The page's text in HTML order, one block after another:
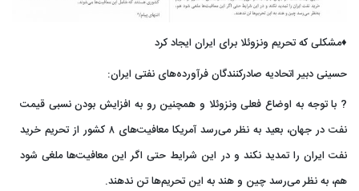
♦️مشکلی که تحریم ونزوئلا برای ایران ایجاد کرد
حسینی دبیر اتحادیه صادرکنندگان فرآورده‌های نفتی ایران:
? با توجه به اوضاع فعلی ونزوئلا و همچنین رو به افزایش بودن نسبی قیمت
نفت در جهان، بعید به نظر می‌رسد آمریکا معافیت‌های ۸ کشور از تحریم خرید
نفت ایران را تمدید نکند و در این شرایط حتی اگر این معافیت‌ها ملغی شود
هم، به نظر می‌رسد چین و هند به این تحریم‌ها تن ندهند.